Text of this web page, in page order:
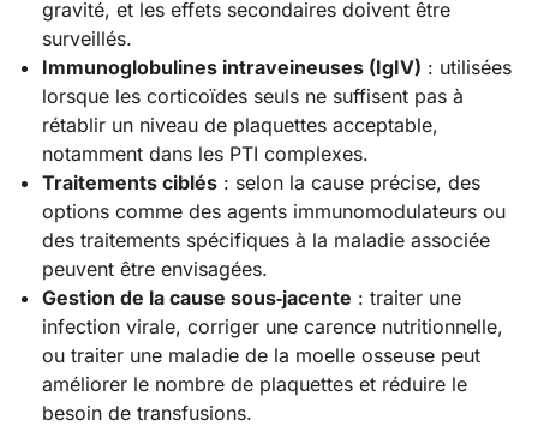
gravité, et les effets secondaires doivent être
surveillés.
Immunoglobulines intraveineuses (IgIV) : utilisées
lorsque les corticoïdes seuls ne suffisent pas à
rétablir un niveau de plaquettes acceptable,
notamment dans les PTI complexes.
Traitements ciblés : selon la cause précise, des
options comme des agents immunomodulateurs ou
des traitements spécifiques à la maladie associée
peuvent être envisagées.
Gestion de la cause sous‑jacente : traiter une
infection virale, corriger une carence nutritionnelle,
ou traiter une maladie de la moelle osseuse peut
améliorer le nombre de plaquettes et réduire le
besoin de transfusions.